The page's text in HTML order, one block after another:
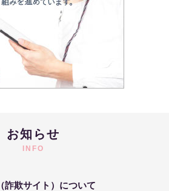
お知らせ
INFO
詐欺サイト）について